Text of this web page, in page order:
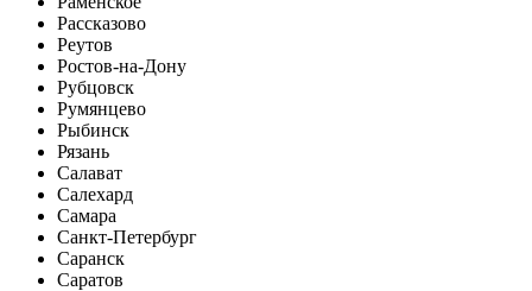
Рассказово
Реутов
Ростов-на-Дону
Рубцовск
Румянцево
Рыбинск
Рязань
Салават
Салехард
Самара
Санкт-Петербург
Саранск
Саратов